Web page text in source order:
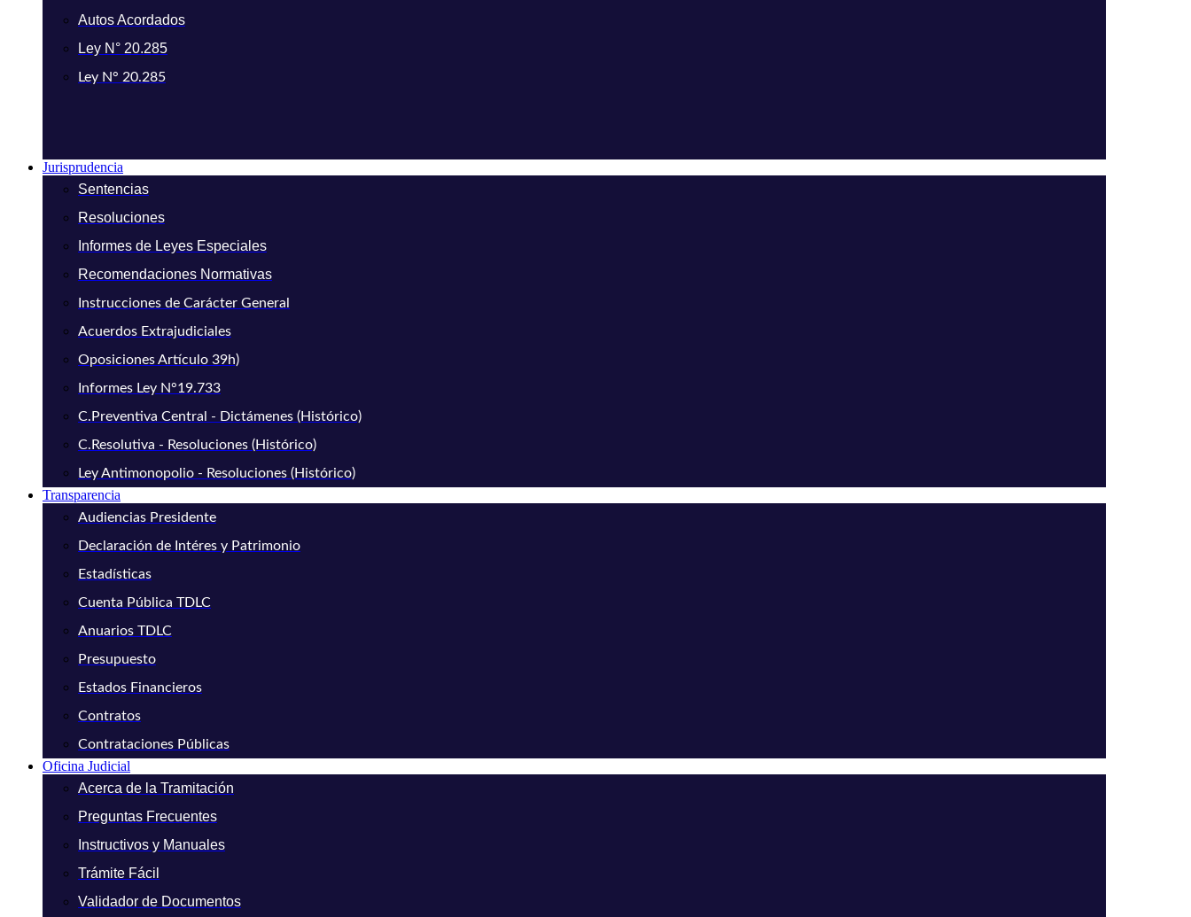
Autos Acordados
Ley N° 20.285
Ley N° 20.285
Jurisprudencia
Sentencias
Resoluciones
Informes de Leyes Especiales
Recomendaciones Normativas
Instrucciones de Carácter General
Acuerdos Extrajudiciales
Oposiciones Artículo 39h)
Informes Ley N°19.733
C.Preventiva Central - Dictámenes (Histórico)
C.Resolutiva - Resoluciones (Histórico)
Ley Antimonopolio - Resoluciones (Histórico)
Transparencia
Audiencias Presidente
Declaración de Intéres y Patrimonio
Estadísticas
Cuenta Pública TDLC
Anuarios TDLC
Presupuesto
Estados Financieros
Contratos
Contrataciones Públicas
Oficina Judicial
Acerca de la Tramitación
Preguntas Frecuentes
Instructivos y Manuales
Trámite Fácil
Validador de Documentos